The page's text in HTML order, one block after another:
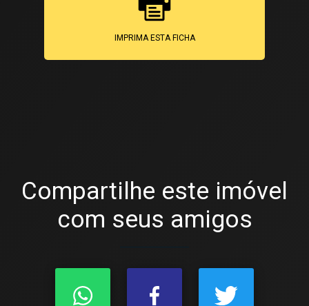
IMPRIMA ESTA FICHA
Compartilhe este imóvel
com seus amigos